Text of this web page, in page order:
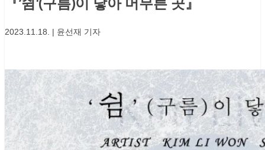
2023.11.18. | 윤선재 기자